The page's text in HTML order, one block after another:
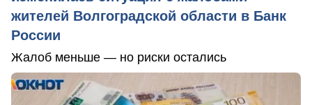
жителей Волгоградской области в Банк
России
Жалоб меньше — но риски остались